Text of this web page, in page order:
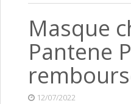
Masque
Pantene
12/07/2022